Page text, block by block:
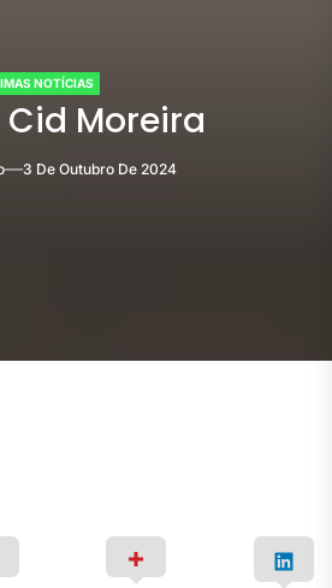
NOTÍCIAS
Moreira
3 De Outubro De 2024